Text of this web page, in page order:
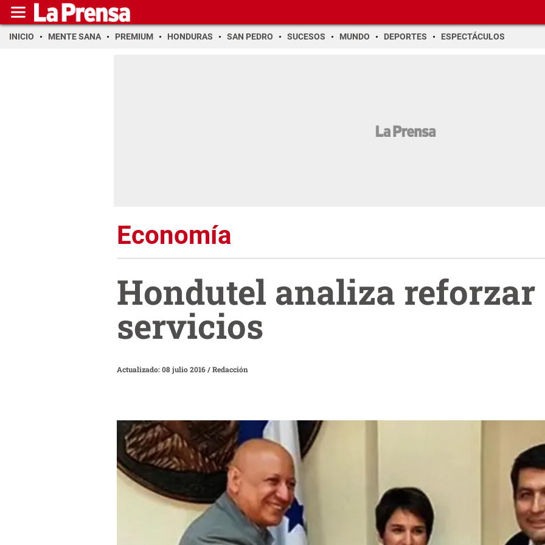
INICIO MENTE SANA PREMIUM HONDURAS SAN PEDRO SUCESOS MUNDO DEPORTES ESPECTÁCULOS
Economía
Hondutel analiza reforzar
servicios
Actualizado: 08 julio 2016/Redacción